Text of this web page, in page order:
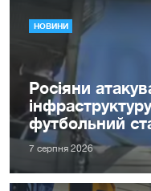
НОВИНИ
Росіяни
футбольний
7 серпня 2026